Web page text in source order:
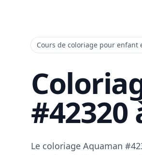
Cours de coloriage pour
Le coloriage Aquaman